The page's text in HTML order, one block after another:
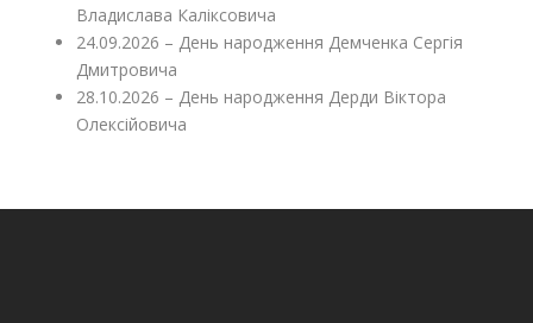
Владислава Каліксовича
24.09.2026 – День народження Демченка Сергія
Дмитровича
28.10.2026 – День народження Дерди Віктора
Олексійовича